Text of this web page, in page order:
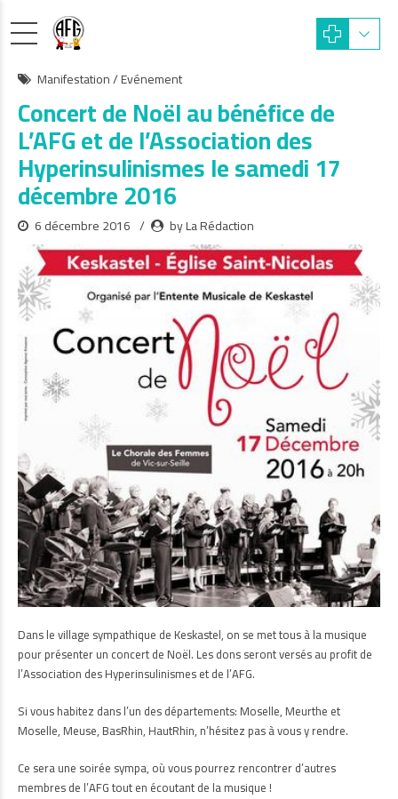
Manifestation / Evénement
Concert de Noël au bénéfice de
L’AFG et de l’Association des
Hyperinsulinismes le samedi 17
décembre 2016
6 décembre 2016 by La Rédaction
Dans le village sympathique de Keskastel, on se met tous à la musique
pour présenter un concert de Noël. Les dons seront versés au profit de
l’Association des Hyperinsulinismes et de l’AFG.
Si vous habitez dans l’un des départements: Moselle, Meurthe et
Moselle, Meuse, BasRhin, HautRhin, n’hésitez pas à vous y rendre.
Ce sera une soirée sympa, où vous pourrez rencontrer d’autres
membres de l’AFG tout en écoutant de la musique !